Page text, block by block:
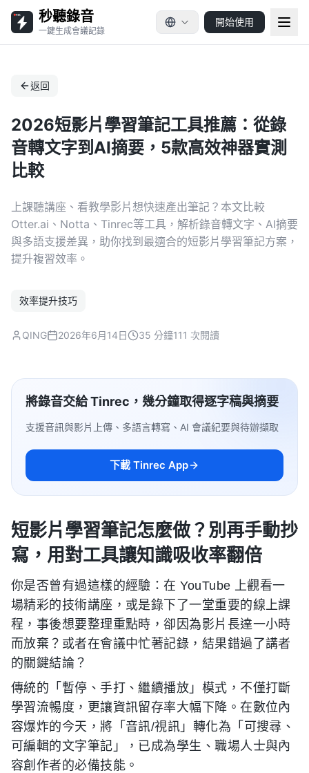
秒聽錄音
一鍵生成會議記錄
開始使用
返回
2026短影片學習筆記工具推薦：從錄
音轉文字到AI摘要，5款高效神器實測
比較
上課聽講座、看教學影片想快速產出筆記？本文比較
Otter.ai、Notta、Tinrec等工具，解析錄音轉文字、AI摘要
與多語支援差異，助你找到最適合的短影片學習筆記方案，
提升複習效率。
效率提升技巧
QING 2026年6月14日 35 分鐘111 次閱讀
將錄音交給 Tinrec，幾分鐘取得逐字稿與摘要
支援音訊與影片上傳、多語言轉寫、AI 會議紀要與待辦擷取
下載 Tinrec App
短影片學習筆記怎麼做？別再手動抄
寫，用對工具讓知識吸收率翻倍
你是否曾有過這樣的經驗：在 YouTube 上觀看一
場精彩的技術講座，或是錄下了一堂重要的線上課
程，事後想要整理重點時，卻因為影片長達一小時
而放棄？或者在會議中忙著記錄，結果錯過了講者
的關鍵結論？
傳統的「暫停、手打、繼續播放」模式，不僅打斷
學習流暢度，更讓資訊留存率大幅下降。在數位內
容爆炸的今天，將「音訊/視訊」轉化為「可搜尋、
可編輯的文字筆記」，已成為學生、職場人士與內
容創作者的必備技能。